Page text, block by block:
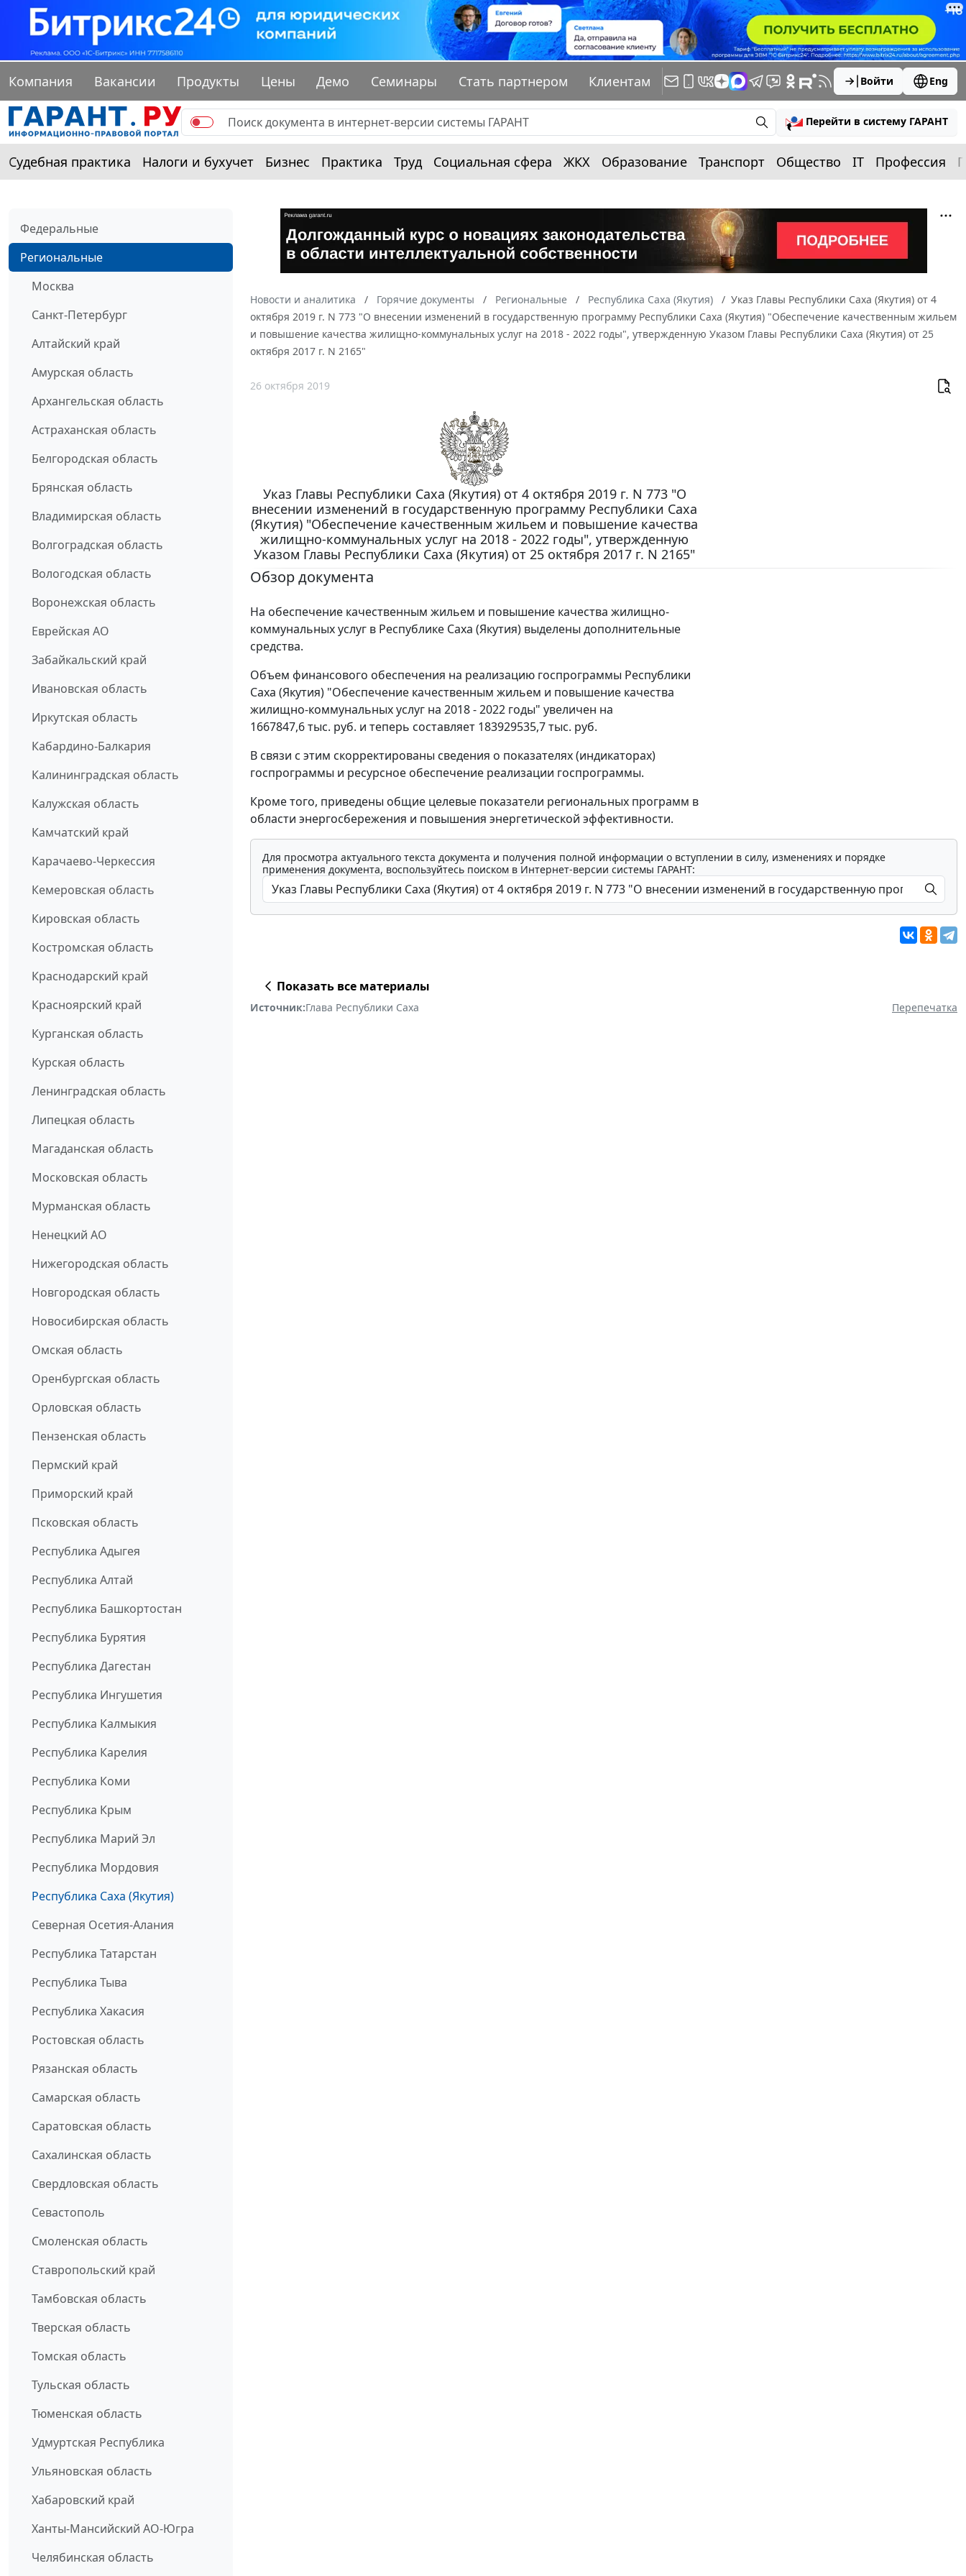
Компания Вакансии Продукты Цены Демо Семинары Стать партнером Клиентам Войти Eng
Перейти в систему ГАРАНТ
Судебная практика Налоги и бухучет Бизнес Практика Труд Социальная сфера ЖКХ Образование Транспорт Общество IT Профессия
Федеральные
Региональные
Москва
Санкт-Петербург
Алтайский край
Амурская область
Архангельская область
Астраханская область
Белгородская область
Брянская область
Владимирская область
Волгоградская область
Вологодская область
Воронежская область
Еврейская АО
Забайкальский край
Ивановская область
Иркутская область
Кабардино-Балкария
Калининградская область
Калужская область
Камчатский край
Карачаево-Черкессия
Кемеровская область
Кировская область
Костромская область
Краснодарский край
Красноярский край
Курганская область
Курская область
Ленинградская область
Липецкая область
Магаданская область
Московская область
Мурманская область
Ненецкий АО
Нижегородская область
Новгородская область
Новосибирская область
Омская область
Оренбургская область
Орловская область
Пензенская область
Пермский край
Приморский край
Псковская область
Республика Адыгея
Республика Алтай
Республика Башкортостан
Республика Бурятия
Республика Дагестан
Республика Ингушетия
Республика Калмыкия
Республика Карелия
Республика Коми
Республика Крым
Республика Марий Эл
Республика Мордовия
Республика Саха (Якутия)
Северная Осетия-Алания
Республика Татарстан
Республика Тыва
Республика Хакасия
Ростовская область
Рязанская область
Самарская область
Саратовская область
Сахалинская область
Свердловская область
Севастополь
Смоленская область
Ставропольский край
Тамбовская область
Тверская область
Томская область
Тульская область
Тюменская область
Удмуртская Республика
Ульяновская область
Хабаровский край
Ханты-Мансийский АО-Югра
Челябинская область
Новости и аналитика Горячие документы Региональные Республика Саха (Якутия)
Указ Главы Республики Саха (Якутия) от 4
октября 2019 г. N 773 "О внесении изменений в государственную программу Республики Саха (Якутия) "Обеспечение качественным жильем
и повышение качества жилищно-коммунальных услуг на 2018 - 2022 годы", утвержденную Указом Главы Республики Саха (Якутия) от 25
октября 2017 г. N 2165"
26 октября 2019
Указ Главы Республики Саха (Якутия) от 4 октября 2019 г. N 773 "О
внесении изменений в государственную программу Республики Саха
(Якутия) "Обеспечение качественным жильем и повышение качества
жилищно-коммунальных услуг на 2018 - 2022 годы", утвержденную
Указом Главы Республики Саха (Якутия) от 25 октября 2017 г. N 2165"
Обзор документа
На обеспечение качественным жильем и повышение качества жилищно-
коммунальных услуг в Республике Саха (Якутия) выделены дополнительные
средства.
Объем финансового обеспечения на реализацию госпрограммы Республики
Саха (Якутия) "Обеспечение качественным жильем и повышение качества
жилищно-коммунальных услуг на 2018 - 2022 годы" увеличен на
1667847,6 тыс. руб. и теперь составляет 183929535,7 тыс. руб.
В связи с этим скорректированы сведения о показателях (индикаторах)
госпрограммы и ресурсное обеспечение реализации госпрограммы.
Кроме того, приведены общие целевые показатели региональных программ в
области энергосбережения и повышения энергетической эффективности.
Для просмотра актуального текста документа и получения полной информации о вступлении в силу, изменениях и порядке
применения документа, воспользуйтесь поиском в Интернет-версии системы ГАРАНТ:
Показать все материалы
Источник:Глава Республики Саха Перепечатка